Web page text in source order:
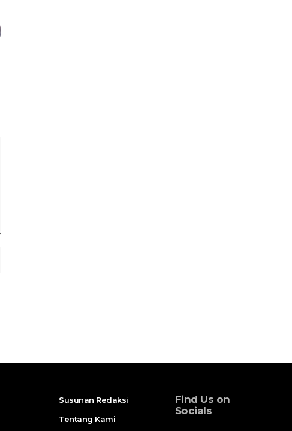
Susunan Redaksi
Tentang Kami
Find Us on
Socials